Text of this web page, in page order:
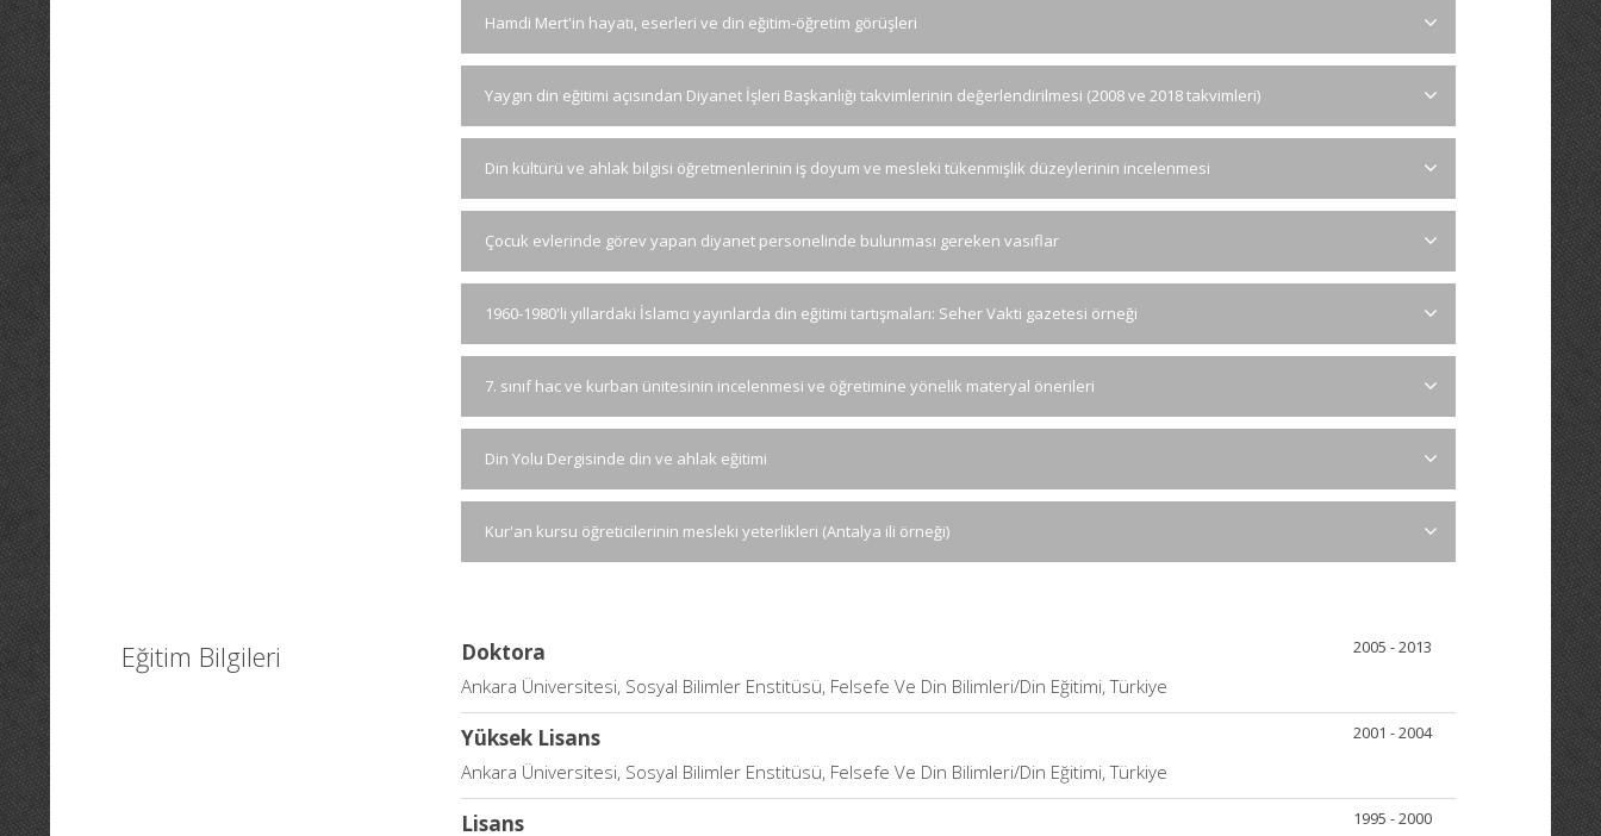
Hamdi Mert'in hayatı, eserleri ve din eğitim-öğretim görüşleri
Yaygın din eğitimi açısından Diyanet İşleri Başkanlığı takvimlerinin değerlendirilmesi (2008 ve 2018 takvimleri)
Din kültürü ve ahlak bilgisi öğretmenlerinin iş doyum ve mesleki tükenmişlik düzeylerinin incelenmesi
Çocuk evlerinde görev yapan diyanet personelinde bulunması gereken vasıflar
1960-1980'li yıllardaki İslamcı yayınlarda din eğitimi tartışmaları: Seher Vakti gazetesi örneği
7. sınıf hac ve kurban ünitesinin incelenmesi ve öğretimine yönelik materyal önerileri
Din Yolu Dergisinde din ve ahlak eğitimi
Kur'an kursu öğreticilerinin mesleki yeterlikleri (Antalya ili örneği)
Eğitim Bilgileri 2005 - 2013
Doktora
Ankara Üniversitesi, Sosyal Bilimler Enstitüsü, Felsefe Ve Din Bilimleri/Din Eğitimi, Türkiye
2001 - 2004
Yüksek Lisans
Ankara Üniversitesi, Sosyal Bilimler Enstitüsü, Felsefe Ve Din Bilimleri/Din Eğitimi, Türkiye
1995 - 2000
Lisans